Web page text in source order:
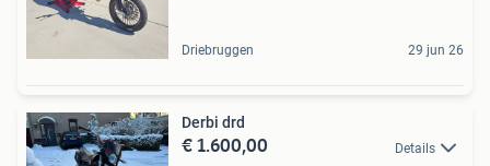
Driebruggen 29 jun 26
Derbi drd
€ 1.600,00 Details